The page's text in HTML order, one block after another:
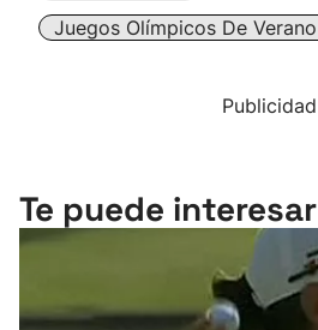
Juegos Olímpicos De Verano
Publicidad
Te puede interesar